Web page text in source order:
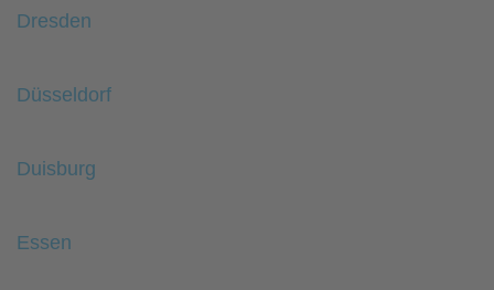
Dresden
Düsseldorf
Duisburg
Essen